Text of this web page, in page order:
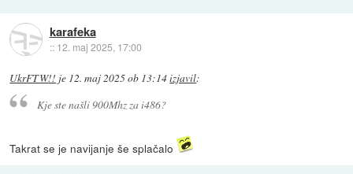
karafeka
:: 12. maj 2025, 17:00
UkrFTW!! je 12. maj 2025 ob 13:14izjavil:
Kje ste našli 900Mhz za i486?
Takrat se je navijanje še splačalo